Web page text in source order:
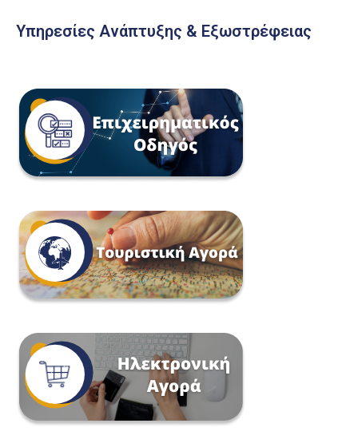
Υπηρεσίες Ανάπτυξης & Εξωστρέφειας